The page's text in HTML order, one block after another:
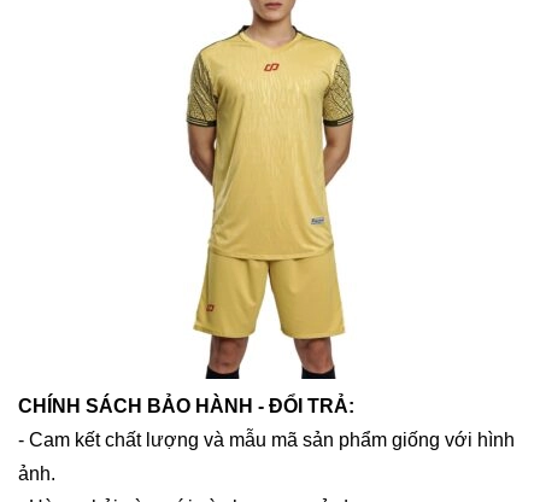
CHÍNH SÁCH BẢO HÀNH - ĐỔI TRẢ:
- Cam kết chất lượng và mẫu mã sản phẩm giống với hình
ảnh.